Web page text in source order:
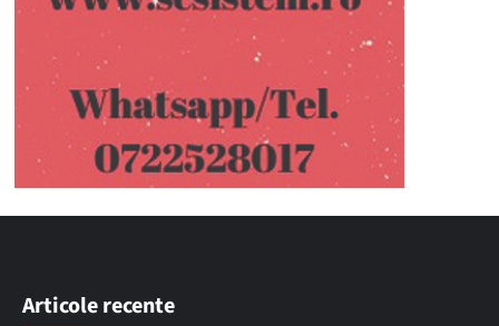
Articole recente